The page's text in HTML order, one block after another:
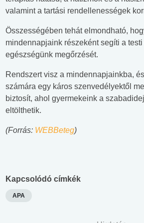
valamint a tartási rendellenességek
Összességében tehát elmondható,
mindennapjaink részeként segíti a
egészségünk megőrzését.
Rendszert visz a mindennapjainkba,
számára egy káros szenvedélyektől
biztosít, ahol gyermekeink a
eltölthetik.
(Forrás: WEBBeteg)
Kapcsolódó címkék
APA